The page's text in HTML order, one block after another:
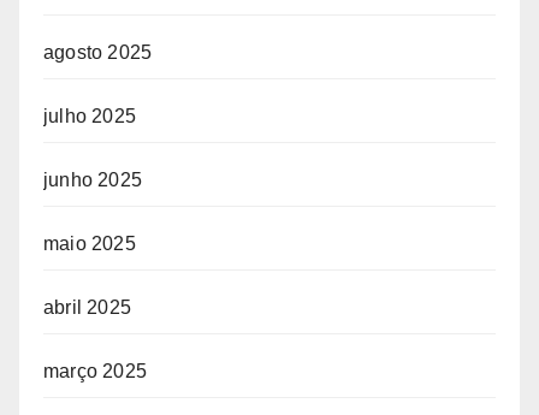
agosto 2025
julho 2025
junho 2025
maio 2025
abril 2025
março 2025